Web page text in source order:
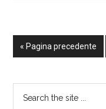
« Pagina precedente